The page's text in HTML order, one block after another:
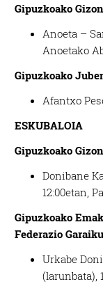
Gipuzkoako
Anoeta –
Anoetako
Gipuzkoako
Afantxo
ESKUBALOIA
Gipuzkoako
Donibane
12:00etan,
Gipuzkoako
Federazio
Urkabe
(larunbata),